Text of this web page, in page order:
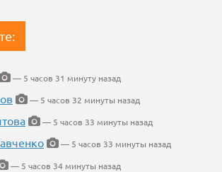
— 5 часов 31 минуту назад
— 5 часов 32 минуты назад
— 5 часов 33 минуты назад
— 5 часов 33 минуты назад
— 5 часов 34 минуты назад